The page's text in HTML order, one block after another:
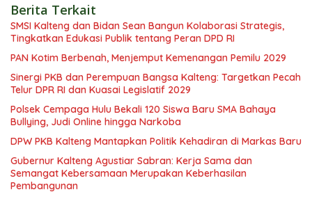
Berita Terkait
SMSI Kalteng dan Bidan Sean Bangun Kolaborasi Strategis,
Tingkatkan Edukasi Publik tentang Peran DPD RI
PAN Kotim Berbenah, Menjemput Kemenangan Pemilu 2029
Sinergi PKB dan Perempuan Bangsa Kalteng: Targetkan Pecah
Telur DPR RI dan Kuasai Legislatif 2029
Polsek Cempaga Hulu Bekali 120 Siswa Baru SMA Bahaya
Bullying, Judi Online hingga Narkoba
DPW PKB Kalteng Mantapkan Politik Kehadiran di Markas Baru
Gubernur Kalteng Agustiar Sabran: Kerja Sama dan
Semangat Kebersamaan Merupakan Keberhasilan
Pembangunan